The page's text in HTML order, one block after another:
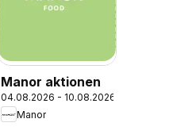
Manor aktionen
04.08.2026 - 10.08.2026
Manor